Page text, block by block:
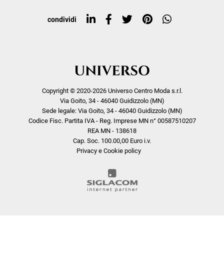
Top ricerche
condividi
Copyright © 2020-2026 Universo Centro Moda s.r.l.
Via Goito, 34 - 46040 Guidizzolo (MN)
Sede legale: Via Goito, 34 - 46040 Guidizzolo (MN)
Codice Fisc. Partita IVA - Reg. Imprese MN n° 00587510207
REA MN - 138618
Cap. Soc. 100.00,00 Euro i.v.
Privacy e Cookie policy